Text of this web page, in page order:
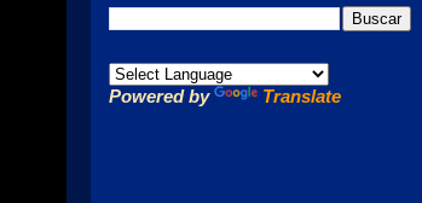
Powered by Translate